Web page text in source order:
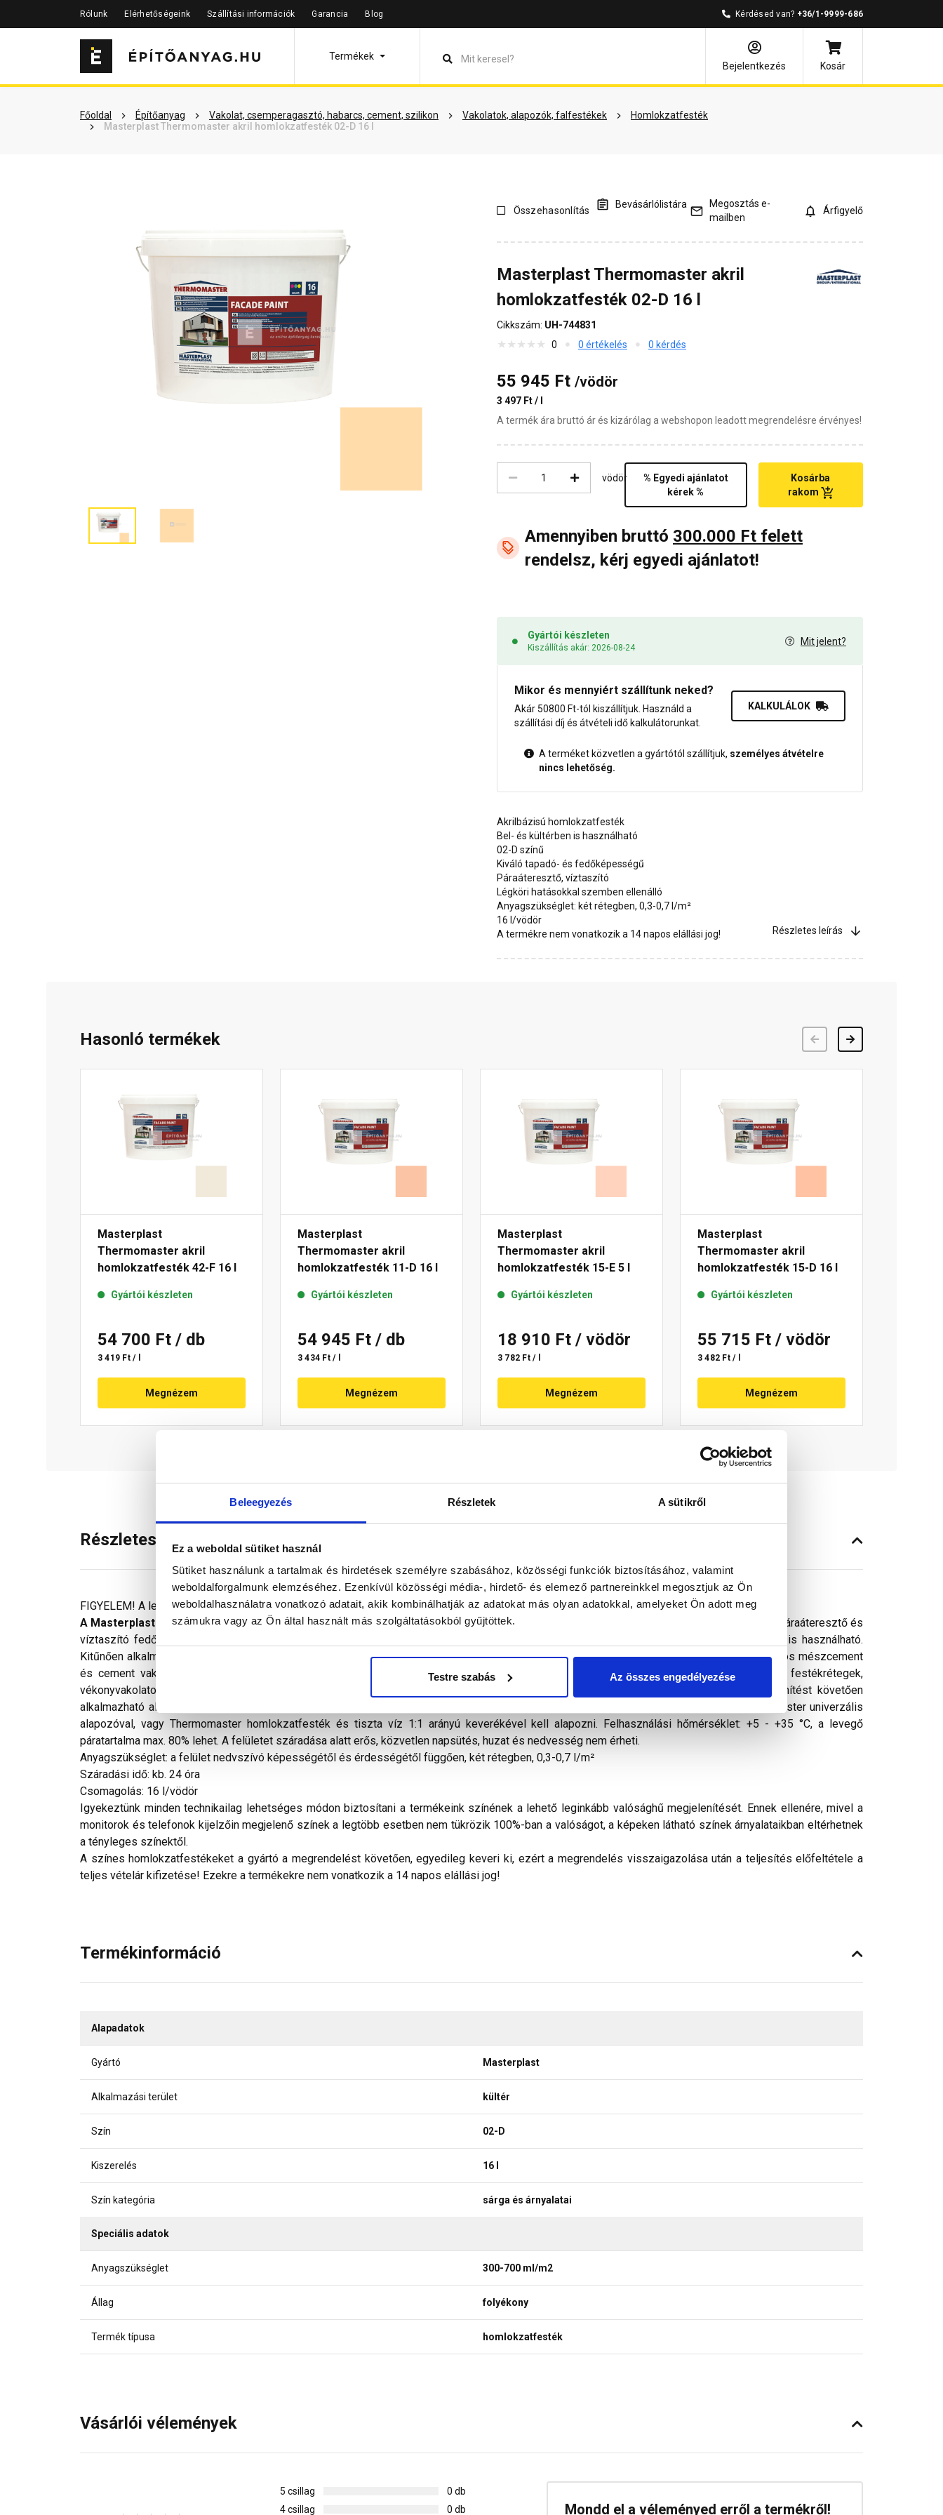
Beleegyezés Részletek A sütikről
Ez a weboldal sütiket használ
Sütiket használunk a tartalmak és hirdetések személyre szabásához, közösségi funkciók biztosításához, valamint
weboldalforgalmunk elemzéséhez. Ezenkívül közösségi média-, hirdető- és elemező partnereinkkel megosztjuk az Ön
weboldalhasználatra vonatkozó adatait, akik kombinálhatják az adatokat más olyan adatokkal, amelyeket Ön adott meg
számukra vagy az Ön által használt más szolgáltatásokból gyűjtöttek.
Testre szabás Az összes engedélyezése
Rólunk Elérhetőségeink Szállítási információk Garancia Blog Kérdésed van? +36/1-9999-686
Termékek
Bejelentkezés
Kosár
Főoldal Építőanyag Vakolat, csemperagasztó, habarcs, cement, szilikon Vakolatok, alapozók, falfestékek
Homlokzatfesték
Masterplast Thermomaster akril homlokzatfesték 02-D 16 l
Szükséged lehet rá Részletes leírás Termékinformáció Vásárlói vélemények Kérdések és válaszok
Összehasonlítás
Bevásárlólistára
Megosztás e-
mailben
Árfigyelő
Masterplast Thermomaster akril
homlokzatfesték 02-D 16 l
Cikkszám: UH-744831
0
0 értékelés 0 kérdés
55 945 Ft /vödör
3 497 Ft / l
A termék ára bruttó ár és kizárólag a webshopon leadott megrendelésre érvényes!
vödör
% Egyedi ajánlatot
kérek %
Kosárba
rakom
Amennyiben bruttó 300.000 Ft felett
rendelsz, kérj egyedi ajánlatot!
Gyártói készleten
Kiszállítás akár: 2026-08-24
Mit jelent?
Mikor és mennyiért szállítunk neked?
Akár 50800 Ft-tól kiszállítjuk. Használd a
szállítási díj és átvételi idő kalkulátorunkat.
KALKULÁLOK
A terméket közvetlen a gyártótól szállítjuk, személyes átvételre
nincs lehetőség.
Akrilbázisú homlokzatfesték
Bel- és kültérben is használható
02-D színű
Kiváló tapadó- és fedőképességű
Páraáteresztő, víztaszító
Légköri hatásokkal szemben ellenálló
Anyagszükséglet: két rétegben, 0,3-0,7 l/m²
16 l/vödör
A termékre nem vonatkozik a 14 napos elállási jog!
Részletes leírás
Hasonló termékek
Masterplast
Thermomaster akril
homlokzatfesték 42-F 16 l
Gyártói készleten
54 700 Ft / db
3 419 Ft / l
Megnézem
Masterplast
Thermomaster akril
homlokzatfesték 11-D 16 l
Gyártói készleten
54 945 Ft / db
3 434 Ft / l
Megnézem
Masterplast
Thermomaster akril
homlokzatfesték 15-E 5 l
Gyártói készleten
18 910 Ft / vödör
3 782 Ft / l
Megnézem
Masterplast
Thermomaster akril
homlokzatfesték 15-D 16 l
Gyártói készleten
55 715 Ft / vödör
3 482 Ft / l
Megnézem
Részletes leírás
FIGYELEM! A leírás végén fontos információkat talál a termékkel kapcsolatban. Kérjük, figyelmesen olvassa el!
A Masterplast Thermomaster szilikon vékonyvakolatszáladalékokat tartalmazó, akrilgyanta bázisú, kiváló tapadó- és fedőképességű, jó páraáteresztő és
víztaszító fedőfesték, amely füstgázokkal, UV-sugárzással és egyéb légköri hatásokkal szemben is tartósan ellenálló. Bel- és kültérben is használható.
Kitűnően alkalmazható megfelelően szilárd, felületkialakítását tekintve durva, illetve simított, javított homlokzatfelületek (minimum egy hónapos mészcement
és cement vakolatok, legalább két hónapos vakolatlan beton homlokzatfelületek), továbbá régi, jól tapadó akril, szilikátos és szilikonos festékrétegek,
vékonyvakolatok felújító dekoratív fedőrétegeként, lábazati sík felett, vízszigeteléssel védett függőleges felületeken. Előzetes fertőtlenítést követően
alkalmazható algával vagy penésszel fertőzött homlokzatfelületek karbantartó festésére is. A festendő felületet a felhordás előtt Thermomaster univerzális
alapozóval, vagy Thermomaster homlokzatfesték és tiszta víz 1:1 arányú keverékével kell alapozni. Felhasználási hőmérséklet: +5 - +35 °C, a levegő
páratartalma max. 80% lehet. A felületet száradása alatt erős, közvetlen napsütés, huzat és nedvesség nem érheti.
Anyagszükséglet: a felület nedvszívó képességétől és érdességétől függően, két rétegben, 0,3-0,7 l/m²
Száradási idő: kb. 24 óra
Csomagolás: 16 l/vödör
Igyekeztünk minden technikailag lehetséges módon biztosítani a termékeink színének a lehető leginkább valósághű megjelenítését. Ennek ellenére, mivel a
monitorok és telefonok kijelzőin megjelenő színek a legtöbb esetben nem tükrözik 100%-ban a valóságot, a képeken látható színek árnyalataikban eltérhetnek
a tényleges színektől.
A színes homlokzatfestékeket a gyártó a megrendelést követően, egyedileg keveri ki, ezért a megrendelés visszaigazolása után a teljesítés előfeltétele a
teljes vételár kifizetése! Ezekre a termékekre nem vonatkozik a 14 napos elállási jog!
Termékinformáció
Alapadatok
Gyártó Masterplast
Alkalmazási terület kültér
Szín 02-D
Kiszerelés 16 l
Szín kategória sárga és árnyalatai
Speciális adatok
Anyagszükséglet 300-700 ml/m2
Állag folyékony
Termék típusa homlokzatfesték
Vásárlói vélemények
5 csillag
0 db
4 csillag
0 db Mondd el a véleményed erről a termékről!